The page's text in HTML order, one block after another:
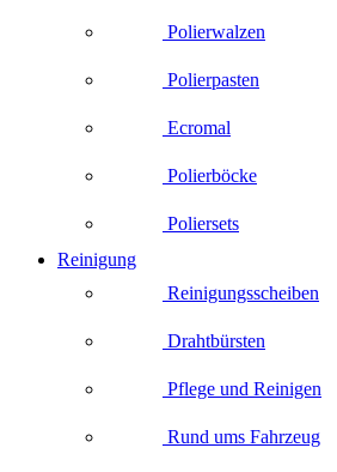
Polierwalzen
Polierpasten
Ecromal
Polierböcke
Poliersets
Reinigung
Reinigungsscheiben
Drahtbürsten
Pflege und Reinigen
Rund ums Fahrzeug